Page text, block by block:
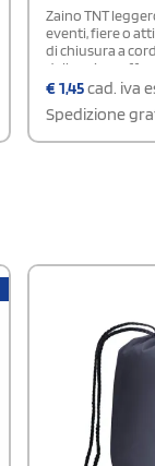
Zaino TNT
eventi, fiere o
di chiusura a
dello zaino, offre
essenziale.
adatta a ogni
L’ampia area di
€1,45cad. iva
Spedizione